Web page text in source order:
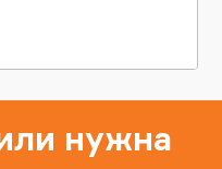
нужна